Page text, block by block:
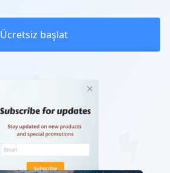
Ücretsiz başlat